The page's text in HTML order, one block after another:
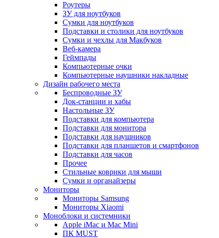
Роутеры
ЗУ для ноутбуков
Сумки для ноутбуков
Подставки и столики для ноутбуков
Сумки и чехлы для Макбуков
Веб-камера
Геймпады
Компьютерные очки
Компьютерные наушники накладные
Дизайн рабочего места
Беспроводные ЗУ
Док-станции и хабы
Настольные ЗУ
Подставки для компьютера
Подставки для монитора
Подставки для наушников
Подставки для планшетов и смартфонов
Подставки для часов
Прочее
Стильные коврики для мыши
Сумки и органайзеры
Мониторы
Мониторы Samsung
Мониторы Xiaomi
Моноблоки и системники
Apple iMac и Mac Mini
ПК MUST